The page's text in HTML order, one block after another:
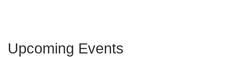
Upcoming Events